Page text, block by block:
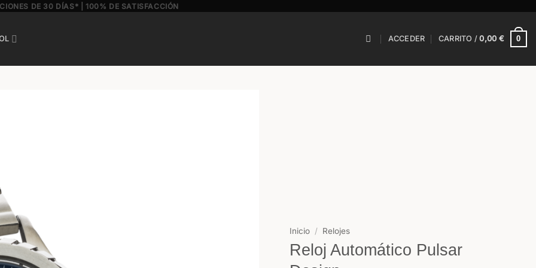
DE 30 DÍAS* | 100% DE SATISFACCIÓN
ACCEDER CARRITO /0,00 € 0
Inicio / Relojes
Reloj Automático Pulsar